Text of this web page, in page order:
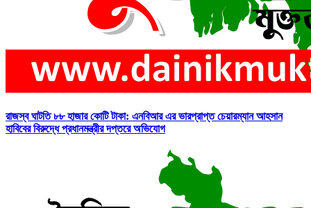
রাজস্ব ঘাটতি ৮৮ হাজার কোটি টাকা: এনবিআর এর ভারপ্রাপ্ত চেয়ারম্যান আহসান
হাবিবের বিরুদ্ধে প্রধানমন্ত্রীর দপ্তরে অভিযোগ